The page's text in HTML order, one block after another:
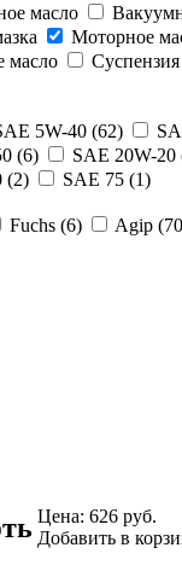
масло
Моторное
масло
5W-40 (62)
(6) SAE 20W-20
(2)
SAE 75 (1)
Fuchs (6) Agip
Цена: 626 руб.
Добавить в